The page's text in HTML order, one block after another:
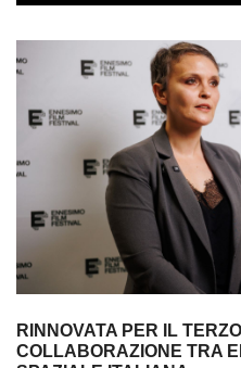
RINNOVATA PER IL
COLLABORAZIONE TRA